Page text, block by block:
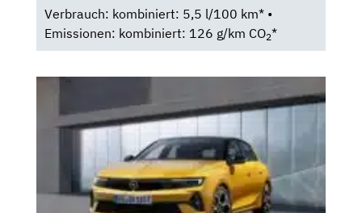
Verbrauch: kombiniert: 5,5 l/100 km* •
Emissionen: kombiniert: 126 g/km CO2*